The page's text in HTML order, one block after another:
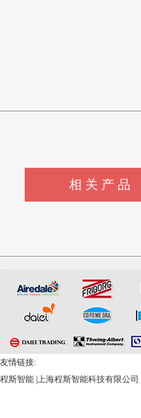
相关产品
友情链接:
程斯智能 上海程斯智能科技有限公司